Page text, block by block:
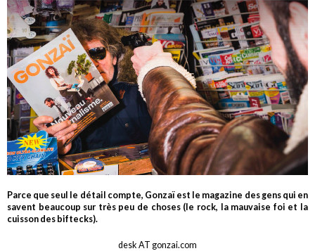
Parce que seul le détail compte, Gonzaï est le magazine des gens qui en
savent beaucoup sur très peu de choses (le rock, la mauvaise foi et la
cuisson des biftecks).
desk AT gonzai.com